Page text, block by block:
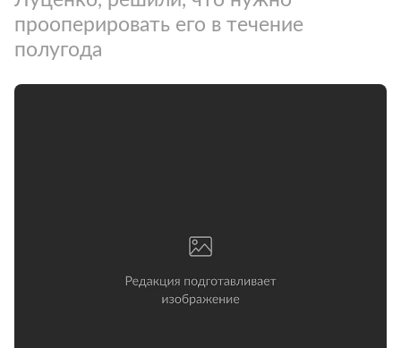
прооперировать его в течение
полугода